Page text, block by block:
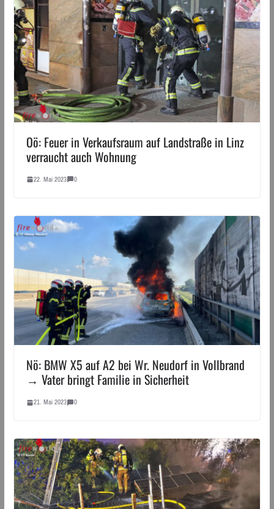
Oö: Feuer in Verkaufsraum auf Landstraße in Linz
verraucht auch Wohnung
22. Mai 2023 0
Nö: BMW X5 auf A2 bei Wr. Neudorf in Vollbrand
→ Vater bringt Familie in Sicherheit
21. Mai 2023 0